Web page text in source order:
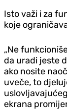
Isto važi i za
koje
„Ne
da uradi jeste
ako nosite
uveče, to
ekrana